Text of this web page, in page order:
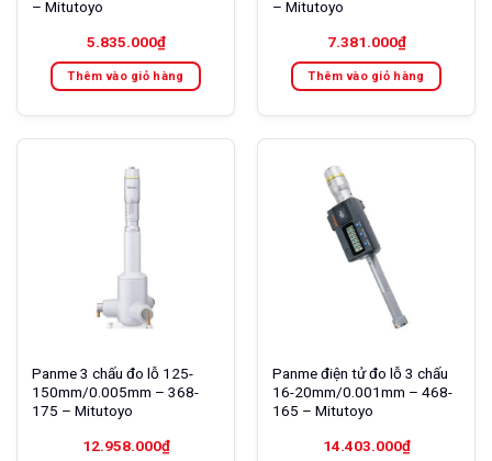
– Mitutoyo
5.835.000₫
Thêm vào giỏ hàng
– Mitutoyo
7.381.000₫
Thêm vào giỏ hàng
Panme 3 chấu đo lỗ 125-
150mm/0.005mm – 368-
175 – Mitutoyo
12.958.000₫
Panme điện tử đo lỗ 3 chấu
16-20mm/0.001mm – 468-
165 – Mitutoyo
14.403.000₫